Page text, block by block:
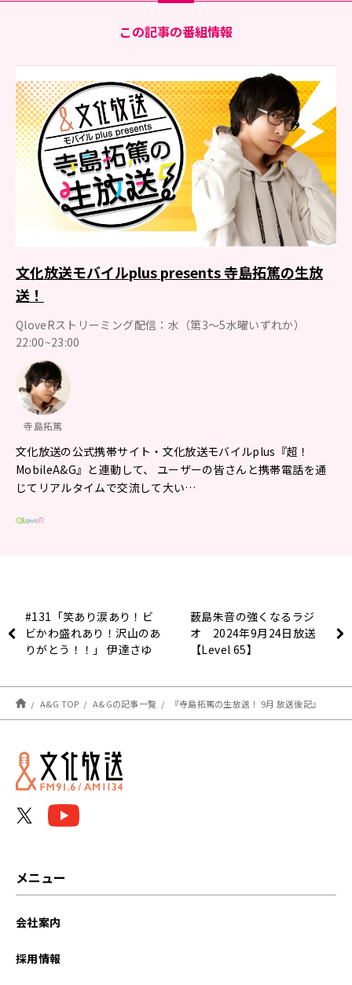
この記事の番組情報
文化放送モバイルplus presents 寺島拓篤の生放
送！
QloveRストリーミング配信：水（第3～5水曜いずれか）
22:00~23:00
寺島拓篤
文化放送の公式携帯サイト・文化放送モバイルplus『超！
MobileA&G』と連動して、 ユーザーの皆さんと携帯電話を通
じてリアルタイムで交流して大い…
#131「笑あり涙あり！ビ
ビかわ盛れあり！沢山のあ
りがとう！！」 伊達さゆ
ません！！！
薮島朱音の強くなるラジ
オ 2024年9月24日放送
【Level 65】
A&G TOP A&Gの記事一覧 『寺島拓篤の生放送！ 9月 放送後記』
メニュー
会社案内
採用情報